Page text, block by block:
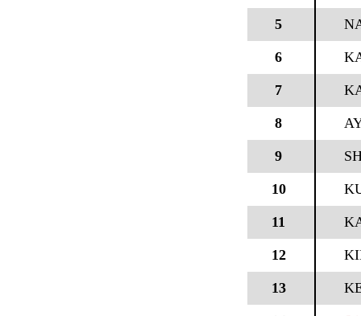
5
6
7
8
9
10
11
12
13